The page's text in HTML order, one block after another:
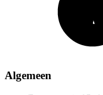
Algemeen